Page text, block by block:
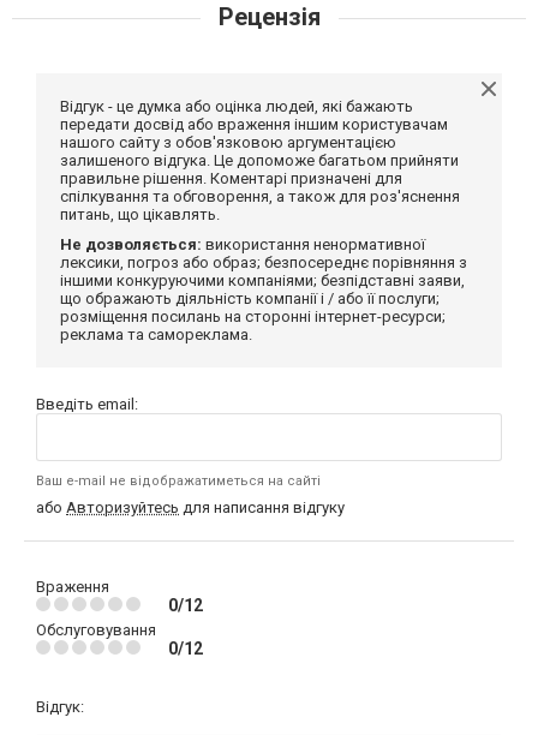
Рецензія
Відгук - це думка або оцінка людей, які бажають
передати досвід або враження іншим користувачам
нашого сайту з обов'язковою аргументацією
залишеного відгука. Це допоможе багатьом прийняти
правильне рішення. Коментарі призначені для
спілкування та обговорення, а також для роз'яснення
питань, що цікавлять.
Не дозволяється: використання ненормативної
лексики, погроз або образ; безпосереднє порівняння з
іншими конкуруючими компаніями; безпідставні заяви,
що ображають діяльність компанії і / або її послуги;
розміщення посилань на сторонні інтернет-ресурси;
реклама та самореклама.
Введіть email:
Ваш e-mail не відображатиметься на сайті
або Авторизуйтесь для написання відгуку
Враження
0/12
Обслуговування
0/12
Відгук: